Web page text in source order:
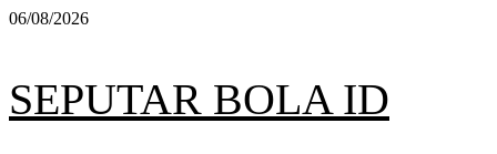
Skip
06/08/2026
SEPUTAR BOLA ID